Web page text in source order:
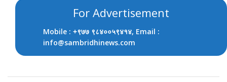
For Advertisement
Mobile : +९७७ ९८४००५९४१४, Email :
info@sambridhinews.com